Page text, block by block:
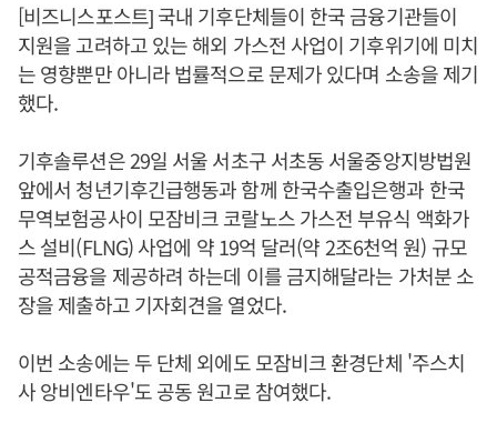
[비즈니스포스트] 국내 기후단체들이 한국 금융기관들이
지원을 고려하고 있는 해외 가스전 사업이 기후위기에 미치
는 영향뿐만 아니라 법률적으로 문제가 있다며 소송을 제기
했다.
기후솔루션은 29일 서울 서초구 서초동 서울중앙지방법원
앞에서 청년기후긴급행동과 함께 한국수출입은행과 한국
무역보험공사이 모잠비크 코랄노스 가스전 부유식 액화가
스 설비(FLNG) 사업에 약 19억 달러(약 2조6천억 원) 규모
공적금융을 제공하려 하는데 이를 금지해달라는 가처분 소
장을 제출하고 기자회견을 열었다.
이번 소송에는 두 단체 외에도 모잠비크 환경단체 '주스치
사 앙비엔타우'도 공동 원고로 참여했다.